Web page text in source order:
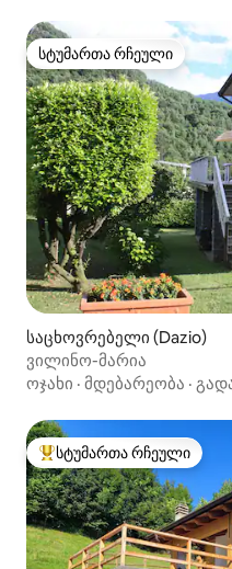
სტუმართა რჩეული
სტუმართა რჩეული
საცხოვრებელი (Dazio)
ვილინო-მარია
ოჯახი · მდებარეობა ·
სტუმართა რჩეული
სტუმართა რჩეული